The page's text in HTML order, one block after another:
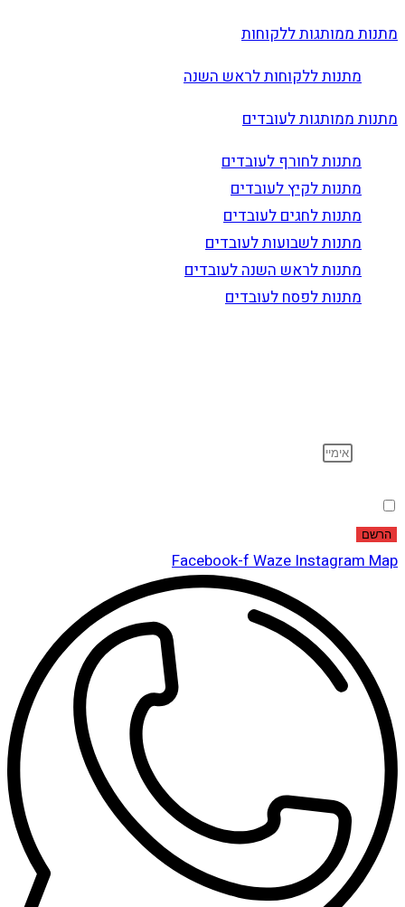
מתנות ממותגות ללקוחות
מתנות ללקוחות לראש השנה
מתנות ממותגות לעובדים
מתנות לחורף לעובדים
מתנות לקיץ לעובדים
מתנות לחגים לעובדים
מתנות לשבועות לעובדים
מתנות לראש השנה לעובדים
מתנות לפסח לעובדים
הרשם
Facebook-fWazeInstagramMap